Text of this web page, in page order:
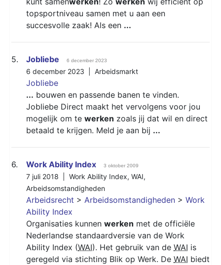
topsportniveau samen met u aan een
succesvolle zaak! Als een ...
5. Jobliebe 6 december 2023
6 december 2023 | Arbeidsmarkt
Jobliebe
... bouwen en passende banen te vinden.
Jobliebe Direct maakt het vervolgens voor jou
mogelijk om te werken zoals jij dat wil en direct
betaald te krijgen. Meld je aan bij ...
6. Work Ability Index 3 oktober 2009
7 juli 2018 | Work Ability Index, WAI,
Arbeidsomstandigheden
Arbeidsrecht > Arbeidsomstandigheden > Work
Ability Index
Organisaties kunnen werken met de officiële
Nederlandse standaardversie van de Work
Ability Index (WAI). Het gebruik van de WAI is
geregeld via stichting Blik op Werk. De WAI biedt